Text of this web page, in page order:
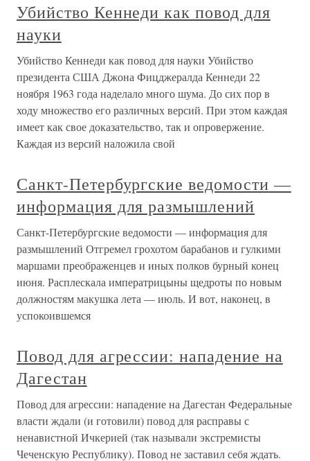
Убийство Кеннеди как повод для
науки
Убийство Кеннеди как повод для науки Убийство
президента США Джона Фицджералда Кеннеди 22
ноября 1963 года наделало много шума. До сих пор в
ходу множество его различных версий. При этом каждая
имеет как свое доказательство, так и опровержение.
Каждая из версий наложила свой
Санкт-Петербургские ведомости —
информация для размышлений
Санкт-Петербургские ведомости — информация для
размышлений Отгремел грохотом барабанов и гулкими
маршами преображенцев и иных полков бурный конец
июня. Расплескала императрицыны щедроты по новым
должностям макушка лета — июль. И вот, наконец, в
успокоившемся
Повод для агрессии: нападение на
Дагестан
Повод для агрессии: нападение на Дагестан Федеральные
власти ждали (и готовили) повод для расправы с
ненавистной Ичкерией (так называли экстремисты
Чеченскую Республику). Повод не заставил себя ждать.